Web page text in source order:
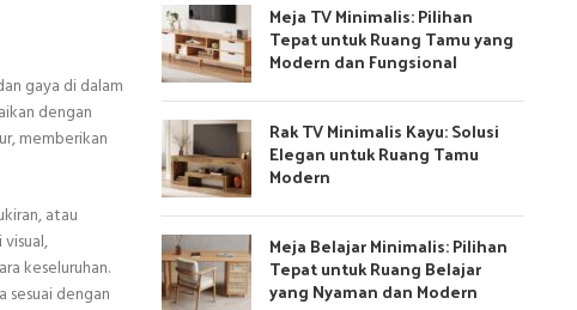
gaya di dalam
dengan
memberikan
atau
keseluruhan.
dengan
Meja TV Minimalis: Pilihan
Tepat untuk Ruang Tamu yang
Modern dan Fungsional
Rak TV Minimalis Kayu: Solusi
Elegan untuk Ruang Tamu
Modern
Meja Belajar Minimalis: Pilihan
Tepat untuk Ruang Belajar
yang Nyaman dan Modern